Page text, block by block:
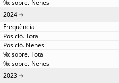
2024
2023